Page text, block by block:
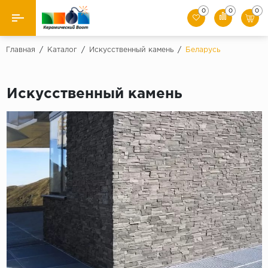
Назад
Керамическая плитка
Керамогранит
Искусственный камень
Клинкер
0 0 0
Главная / Каталог / Искусственный камень / Беларусь
Искусственный камень